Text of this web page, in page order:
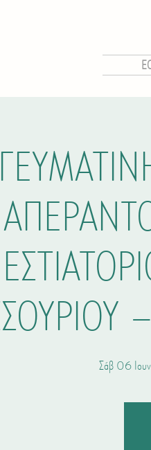
Σάβ 06 Ιουν